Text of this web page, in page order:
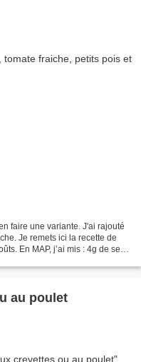
faire une variante. J'ai rajouté
Je remets ici la recette de
En MAP, j’ai mis : 4g de sel
au poulet